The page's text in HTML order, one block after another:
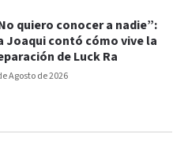
Agosto de 2026
quiero conocer a nadie”:
Joaqui contó cómo vive la
de Luck Ra